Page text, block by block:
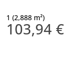
1 (2,888 m²)
103,94 €